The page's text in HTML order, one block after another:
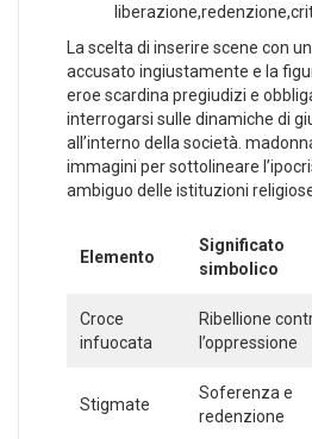
La‍ scelta di inserire scene con​
accusato ingiustamente e la
eroe scardina⁤ pregiudizi ​e
⁢interrogarsi‍ sulle dinamiche di
all’interno della società.
immagini ⁣per sottolineare
ambiguo delle istituzioni
Elemento
Significato
⁤simbolico
Croce
infuocata
Ribellione
l’oppressione
Stigmate
Soferenza e
redenzione